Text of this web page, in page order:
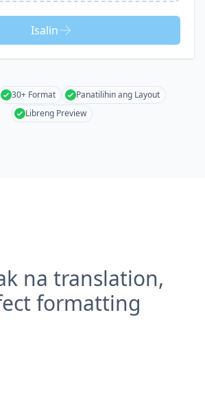
Isalin
30+ Format
Panatilihin ang Layout
Libreng Preview
na translation,
formatting